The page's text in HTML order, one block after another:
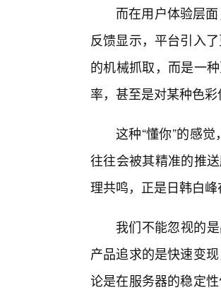
而在用户体验层
反馈显示，平台引入
的机械抓取，而是一
率，甚至是对某种色
这种“懂你”的感
往往会被其精准的推
理共鸣，正是日韩白
我们不能忽视的
产品追求的是快速变
论是在服务器的稳定